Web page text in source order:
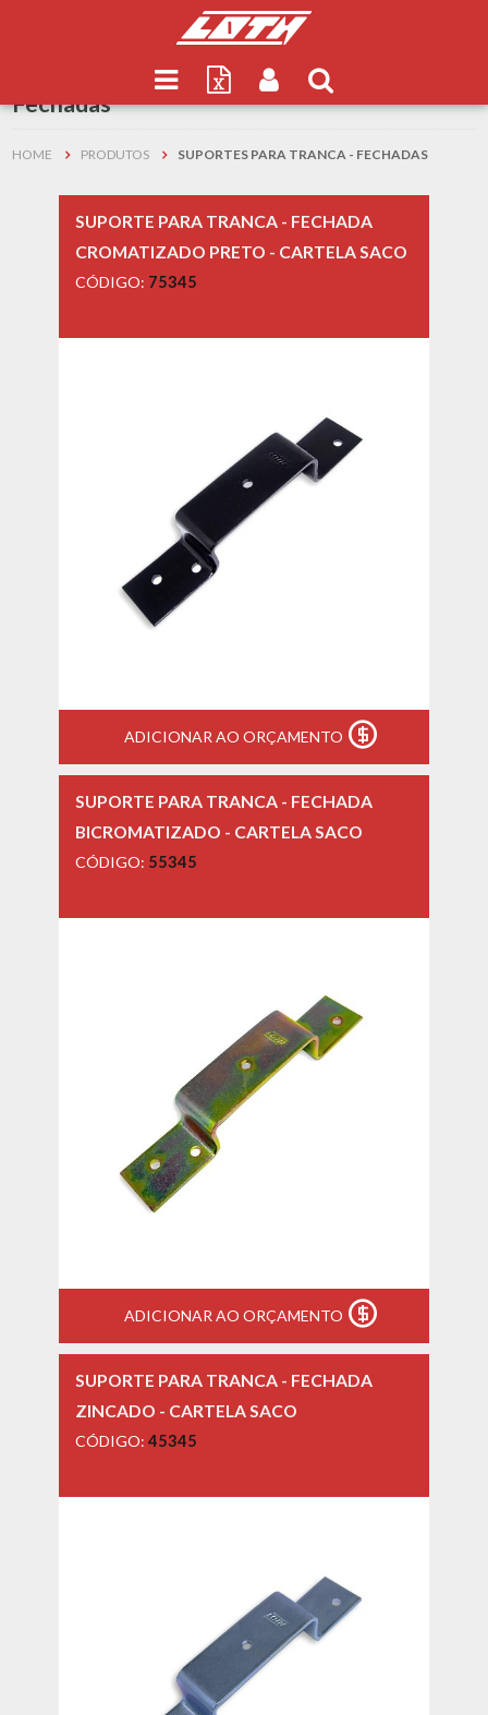
Resultados de Suportes para Tranca -
Fechadas
HOME PRODUTOS SUPORTES PARA TRANCA - FECHADAS
SUPORTE PARA TRANCA - FECHADA
CROMATIZADO PRETO - CARTELA SACO
CÓDIGO: 75345
ADICIONAR AO ORÇAMENTO
SUPORTE PARA TRANCA - FECHADA
BICROMATIZADO - CARTELA SACO
CÓDIGO: 55345
ADICIONAR AO ORÇAMENTO
SUPORTE PARA TRANCA - FECHADA
ZINCADO - CARTELA SACO
CÓDIGO: 45345